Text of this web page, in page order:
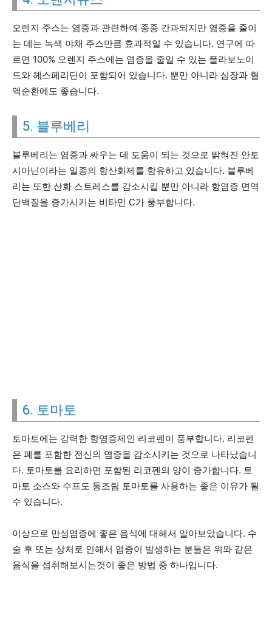
오렌지 주스는 염증과 관련하여 종종 간과되지만 염증을 줄이
는 데는 녹색 야채 주스만큼 효과적일 수 있습니다. 연구에 따
르면 100% 오렌지 주스에는 염증을 줄일 수 있는 플라보노이
드와 헤스페리딘이 포함되어 있습니다. 뿐만 아니라 심장과 혈
액순환에도 좋습니다.
5. 블루베리
블루베리는 염증과 싸우는 데 도움이 되는 것으로 밝혀진 안토
시아닌이라는 일종의 항산화제를 함유하고 있습니다. 블루베
리는 또한 산화 스트레스를 감소시킬 뿐만 아니라 항염증 면역
단백질을 증가시키는 비타민 C가 풍부합니다.
6. 토마토
토마토에는 강력한 항염증제인 리코펜이 풍부합니다. 리코펜
은 폐를 포함한 전신의 염증을 감소시키는 것으로 나타났습니
다. 토마토를 요리하면 포함된 리코펜의 양이 증가합니다. 토
마토 소스와 수프도 통조림 토마토를 사용하는 좋은 이유가 될
수 있습니다.
이상으로 만성염증에 좋은 음식에 대해서 알아보았습니다. 수
술 후 또는 상처로 인해서 염증이 발생하는 분들은 위와 같은
음식을 섭취해보시는것이 좋은 방법 중 하나입니다.